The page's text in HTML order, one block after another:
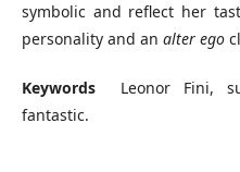
symbolic and reflect her
personality and an alter ego
Keywords Leonor Fini,
fantastic.